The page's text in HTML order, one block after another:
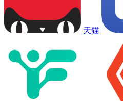
天猫